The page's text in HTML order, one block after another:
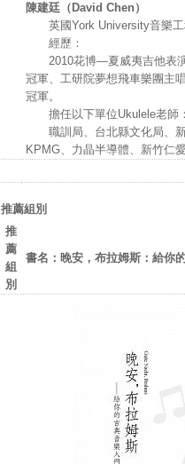
陳建廷（ David Chen ）
英國York University音樂工
經歷：
2010花博―夏威夷吉他表演
冠軍、工研院夢想飛車樂團主
冠軍。
擔任以下單位Ukulele老師
職訓局、台北縣文化局、新
KPMG、力晶半導體、新竹仁
推薦組別
推
薦
組
別
書名：晚安，布拉姆斯：給你